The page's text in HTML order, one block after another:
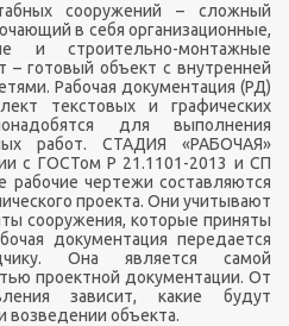
сооружений – сложный
в себя организационные,
и строительно-монтажные
– готовый объект с внутренней
Рабочая документация (РД)
текстовых и графических
для выполнения
работ. СТАДИЯ «РАБОЧАЯ»
с ГОСТом Р 21.1101-2013 и СП
рабочие чертежи составляются
проекта. Они учитывают
сооружения, которые приняты
документация передается
Она является самой
проектной документации. От
зависит, какие будут
возведении объекта.